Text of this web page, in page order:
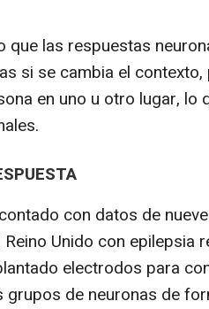
que las respuestas
si se cambia el
en uno u otro lugar, lo
con datos de
Unido con epilepsia
electrodos para
grupos de neuronas de